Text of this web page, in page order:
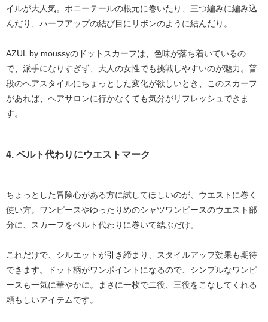
イルが大人気。ポニーテールの根元に巻いたり、三つ編みに編み込
んだり、ハーフアップの結び目にリボンのように結んだり。
AZUL by moussyのドットスカーフは、色味が落ち着いているの
で、派手になりすぎず、大人の女性でも挑戦しやすいのが魅力。普
段のヘアスタイルにちょっとした変化が欲しいとき、このスカーフ
があれば、ヘアサロンに行かなくても気分がリフレッシュできま
す。
4. ベルト代わりにウエストマーク
ちょっとした冒険心がある方に試してほしいのが、 ウエストに巻く
使い方。ワンピースやゆったりめのシャツワンピースのウエスト部
分に、スカーフをベルト代わりに巻いて結ぶだけ。
これだけで、シルエットが引き締まり、スタイルアップ効果も期待
できます。ドット柄がワンポイントになるので、シンプルなワンピ
ースも一気に華やかに。まさに一枚で二役、三役をこなしてくれる
頼もしいアイテムです。